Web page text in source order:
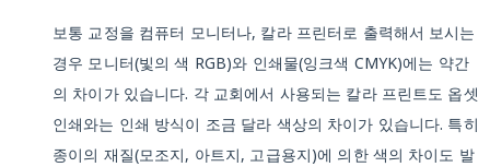
보통 교정을 컴퓨터 모니터나, 칼라 프린터로 출력해서 보시는
경우 모니터(빛의 색 RGB)와 인쇄물(잉크색 CMYK)에는 약간
의 차이가 있습니다. 각 교회에서 사용되는 칼라 프린트도 옵셋
인쇄와는 인쇄 방식이 조금 달라 색상의 차이가 있습니다. 특히
종이의 재질(모조지, 아트지, 고급용지)에 의한 색의 차이도 발